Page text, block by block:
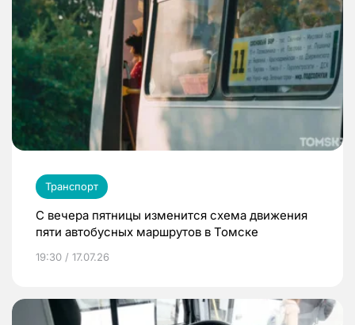
Транспорт
С вечера пятницы изменится схема движения
пяти автобусных маршрутов в Томске
19:30 / 17.07.26